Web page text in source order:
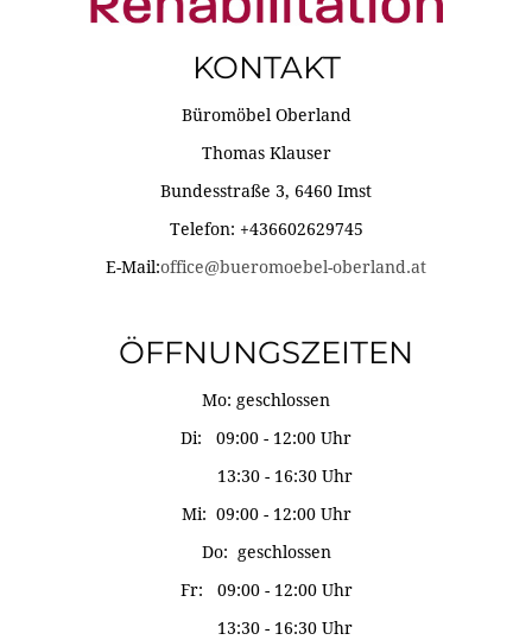
KONTAKT
Büromöbel Oberland
Thomas Klauser
Bundesstraße 3, 6460 Imst
Telefon: +436602629745
E-Mail:office@bueromoebel-oberland.at
ÖFFNUNGSZEITEN
Mo: geschlossen
Di: 09:00 - 12:00 Uhr
13:30 - 16:30 Uhr
Mi: 09:00 - 12:00 Uhr
Do: geschlossen
Fr: 09:00 - 12:00 Uhr
13:30 - 16:30 Uhr